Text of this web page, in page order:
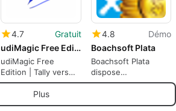
4.7
Gratuit
udiMagic Free Edition
udiMagic Free
Edition | Tally vers
Excel | Fusionner
deux comptes dans
Tally ERP 9
4.8
Démo
Boachsoft Plata
Boachsoft Plata
dispose
d'excellentes
planificateurs
Plus